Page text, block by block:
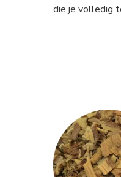
die je volledig